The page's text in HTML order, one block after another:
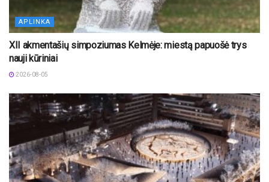
APLINKA
XII akmentašių simpoziumas Kelmėje: miestą papuošė trys
nauji kūriniai
2026-08-05